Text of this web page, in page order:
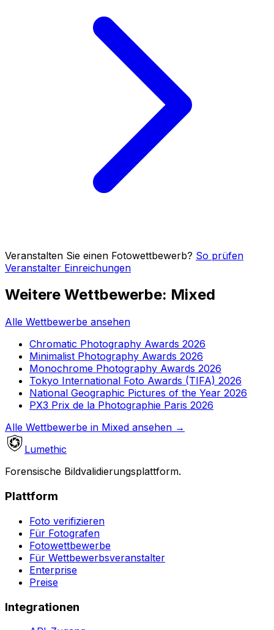
Veranstalten Sie einen Fotowettbewerb? So prüfen
Veranstalter Einreichungen
Weitere Wettbewerbe: Mixed
Alle Wettbewerbe ansehen
Chromatic Photography Awards 2026
Minimalist Photography Awards 2026
Monochrome Photography Awards 2026
Tokyo International Foto Awards (TIFA) 2026
National Geographic Pictures of the Year 2026
PX3 Prix de la Photographie Paris 2026
Alle Wettbewerbe in Mixed ansehen →
Lumethic
Forensische Bildvalidierungsplattform.
Plattform
Foto verifizieren
Für Fotografen
Fotowettbewerbe
Für Wettbewerbsveranstalter
Enterprise
Preise
Integrationen